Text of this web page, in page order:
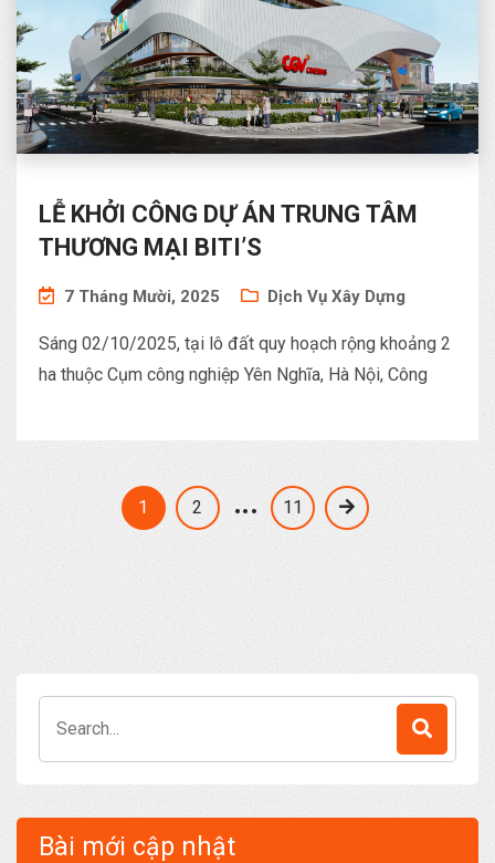
LỄ KHỞI CÔNG DỰ ÁN TRUNG TÂM
THƯƠNG MẠI BITI’S
7 Tháng Mười, 2025 Dịch Vụ Xây Dựng
Sáng 02/10/2025, tại lô đất quy hoạch rộng khoảng 2
ha thuộc Cụm công nghiệp Yên Nghĩa, Hà Nội, Công
1 2 … 11
for:
Bài mới cập nhật